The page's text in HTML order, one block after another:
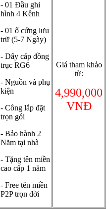
- 01 Đầu ghi
hình 4 Kênh
- 01 ổ cứng lưu
trữ (5-7 Ngày)
- Dây cáp đồng
trục RG6
- Nguồn và phụ
kiện
- Công lắp đặt
trọn gói
- Bảo hành 2
Năm tại nhà
- Tặng tên miền
cao cấp 1 năm
- Free tên miền
P2P trọn đời
Giá tham khảo
từ:
4,990,000
VNĐ